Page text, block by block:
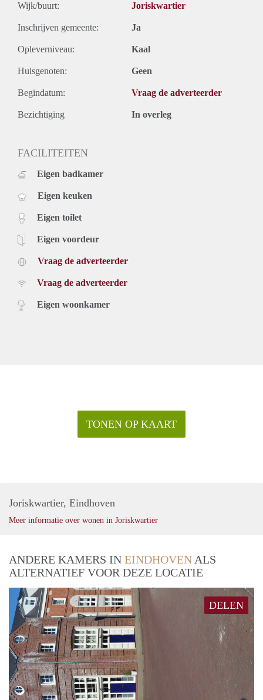
Wijk/buurt: Joriskwartier
Inschrijven gemeente: Ja
Opleverniveau: Kaal
Huisgenoten: Geen
Begindatum: Vraag de adverteerder
Bezichtiging In overleg
FACILITEITEN
Eigen badkamer
Eigen keuken
Eigen toilet
Eigen voordeur
Vraag de adverteerder
Vraag de adverteerder
Eigen woonkamer
TONEN OP KAART
Joriskwartier, Eindhoven
Meer informatie over wonen in Joriskwartier
ANDERE KAMERS IN EINDHOVEN ALS
ALTERNATIEF VOOR DEZE LOCATIE
DELEN